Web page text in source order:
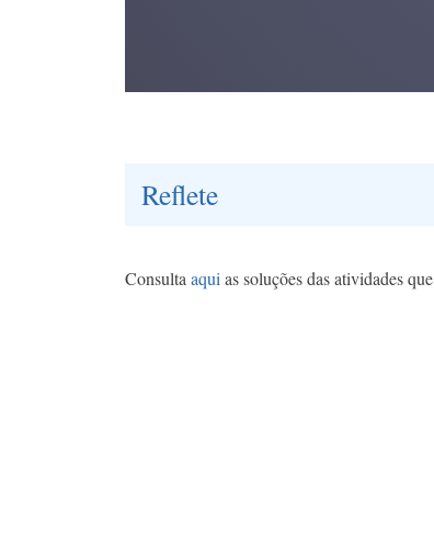
Reflete
Consultaaquias soluções das atividades